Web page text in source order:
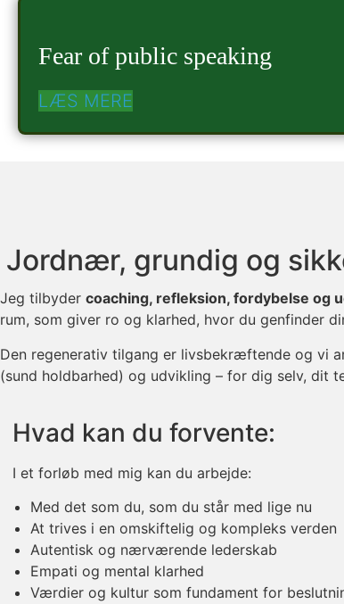
Fear of public speaking
LÆS MERE
Jordnær, grundig og
Jeg tilbyder coaching, refleksion, fordybelse og
rum, som giver ro og klarhed, hvor du genfinder
Den regenerativ tilgang er livsbekræftende og vi
(sund holdbarhed) og udvikling – for dig selv, dit
Hvad kan du forvente:
I et forløb med mig kan du arbejde:
Med det som du, som du står med lige nu
At trives i en omskiftelig og kompleks verden
Autentisk og nærværende lederskab
Empati og mental klarhed
Værdier og kultur som fundament for